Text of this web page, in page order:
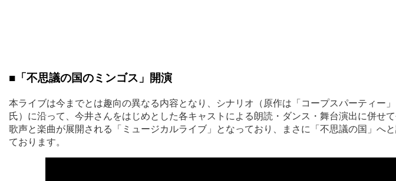
■「不思議の国のミンゴス」開演
本ライブは今までとは趣向の異なる内容となり、シナリオ（原作は「コープスパーティー
氏）に沿って、今井さんをはじめとした各キャストによる朗読・ダンス・舞台演出に併せ
歌声と楽曲が展開される「ミュージカルライブ」となっており、まさに「不思議の国」へ
ております。